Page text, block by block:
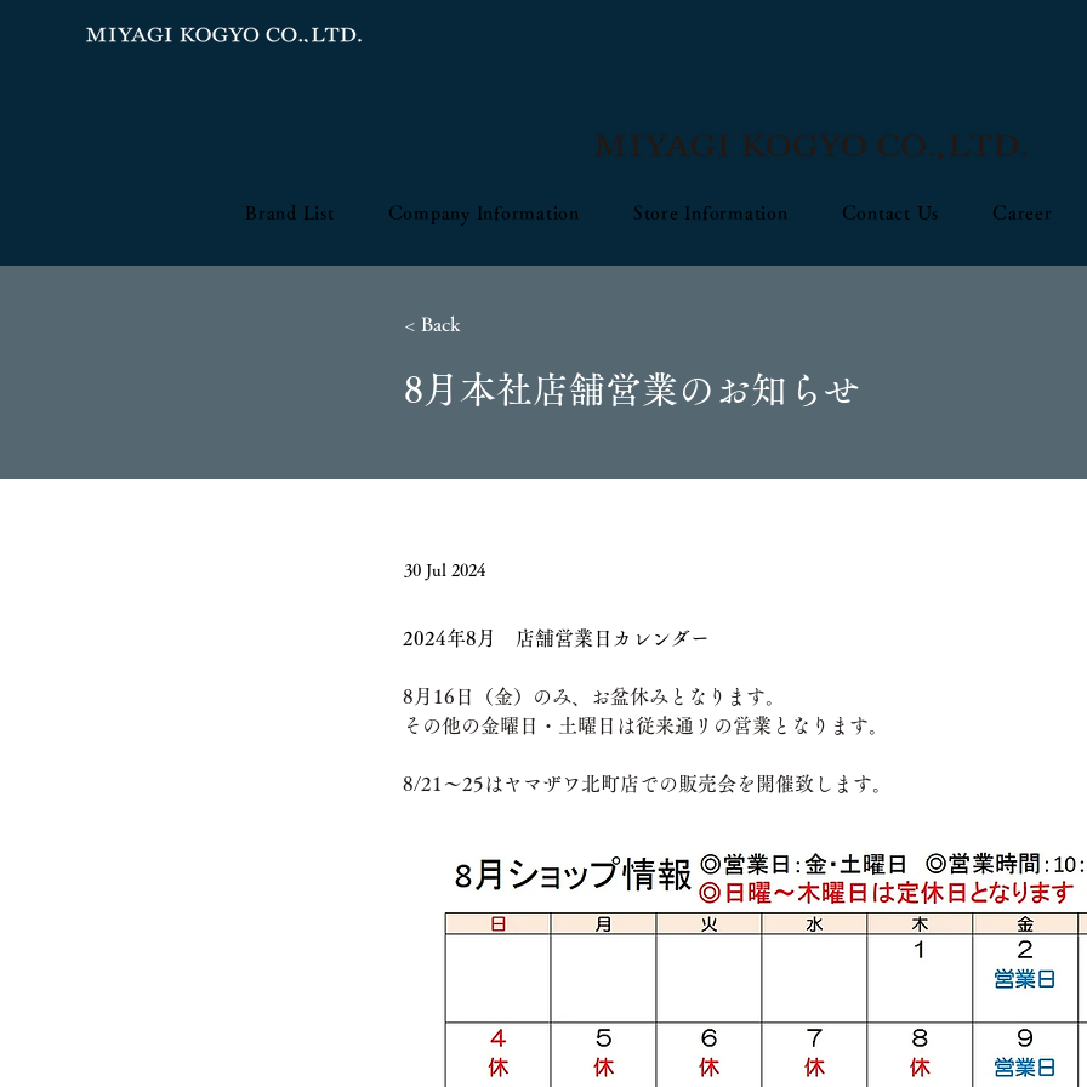
Brand List Company Information Store Information Contact Us Career
< Back
8月本社店舗営業のお知らせ
30 Jul 2024
2024年8月　店舗営業日カレンダー
8月16日（金）のみ、お盆休みとなります。
その他の金曜日・土曜日は従来通リの営業となります。
8/21～25はヤマザワ北町店での販売会を開催致します。